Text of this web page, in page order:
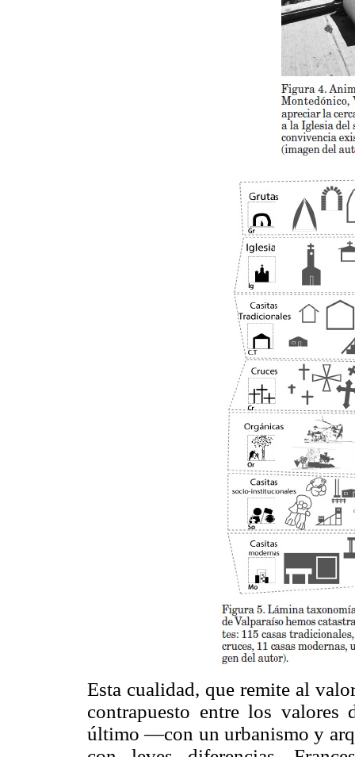
Esta cualidad, que remite al
contrapuesto entre los
último —con un urbanismo y